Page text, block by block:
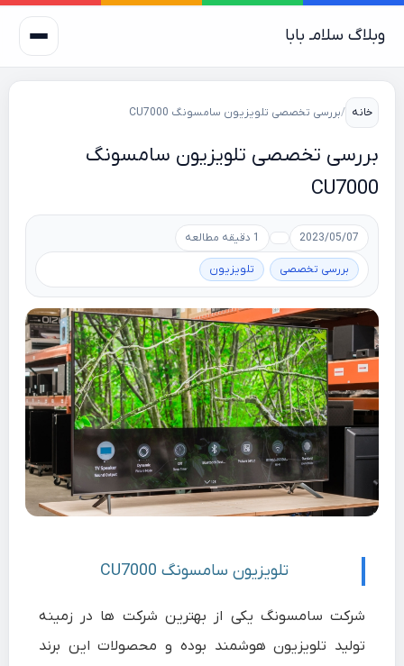
وبلاگ سلامـ بابا
خانه /بررسی تخصصی تلویزیون سامسونگ CU7000
بررسی تخصصی تلویزیون سامسونگ
CU7000
2023/05/07 1 دقیقه مطالعه
بررسی تخصصی تلویزیون
تلویزیون سامسونگ CU7000
شرکت سامسونگ یکی از بهترین شرکت ها در زمینه
تولید تلویزیون هوشمند بوده و محصولات این برند